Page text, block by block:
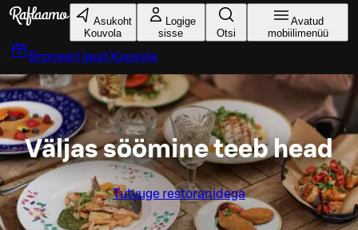
Liigu peamise sisu juurde
Asukoht
Kouvola
Logige
sisse
Otsi
Avatud
mobiilimenüü
Broneeri laud Kouvola
Väljas söömine teeb head
Tutvuge restoranidega